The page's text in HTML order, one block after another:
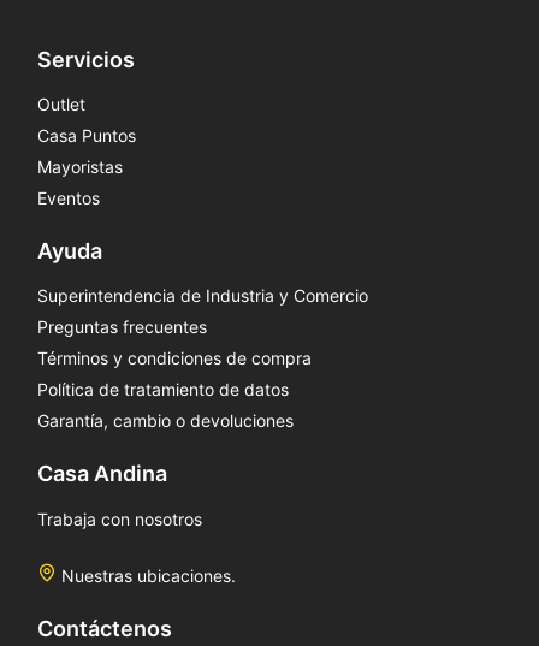
Servicios
Outlet
Casa Puntos
Mayoristas
Eventos
Ayuda
Superintendencia de Industria y Comercio
Preguntas frecuentes
Términos y condiciones de compra
Política de tratamiento de datos
Garantía, cambio o devoluciones
Casa Andina
Trabaja con nosotros
Nuestras ubicaciones.
Contáctenos